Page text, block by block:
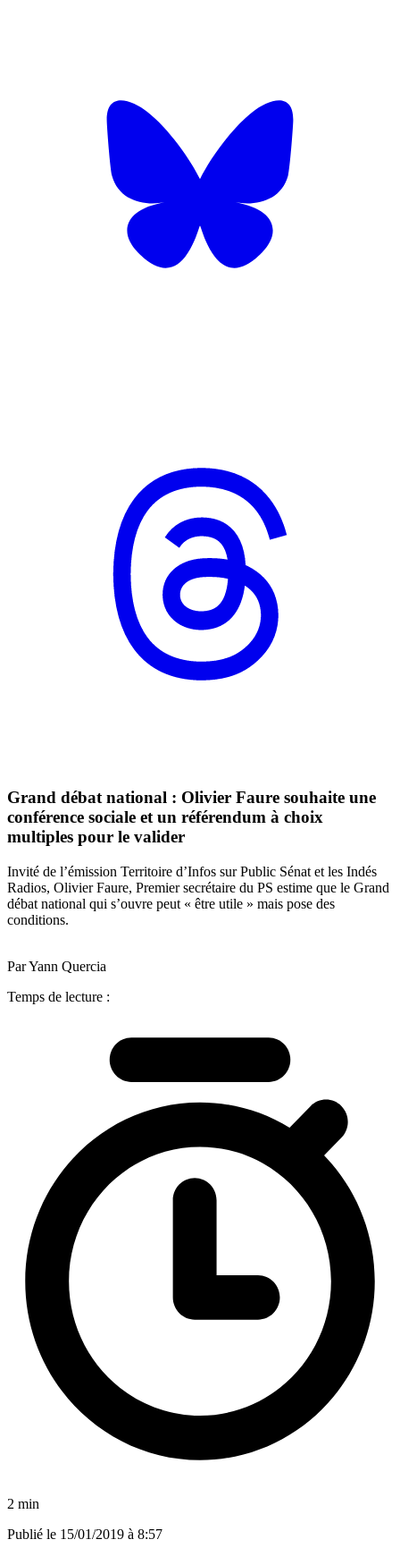
Grand débat national : Olivier Faure souhaite une
conférence sociale et un référendum à choix
multiples pour le valider
Invité de l’émission Territoire d’Infos sur Public Sénat et les Indés
Radios, Olivier Faure, Premier secrétaire du PS estime que le Grand
débat national qui s’ouvre peut « être utile » mais pose des
conditions.
Par Yann Quercia
Temps de lecture :
2 min
Publié le 15/01/2019 à 8:57